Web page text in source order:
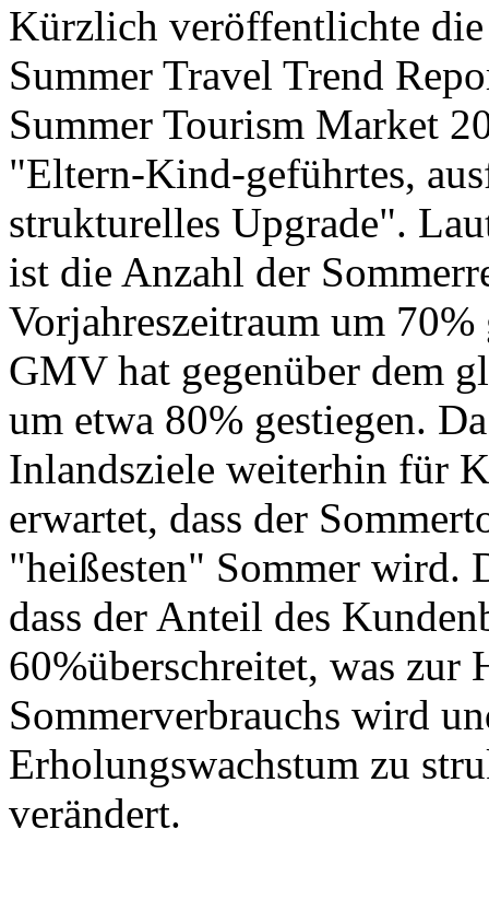
Kürzlich veröffentlichte
Summer Travel Trend
Summer Tourism Market
"Eltern-Kind-geführtes,
strukturelles Upgrade".
ist die Anzahl der
Vorjahreszeitraum um
GMV hat gegenüber dem
um etwa 80% gestiegen.
Inlandsziele weiterhin für
erwartet, dass der
"heißesten" Sommer wird.
dass der Anteil des
60%überschreitet, was zur
Sommerverbrauchs wird
Erholungswachstum zu
verändert.